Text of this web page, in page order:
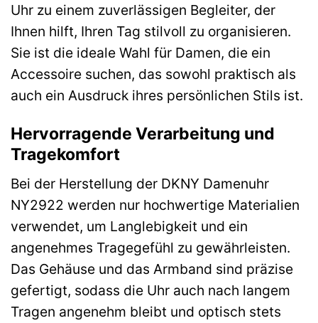
Uhr zu einem zuverlässigen Begleiter, der
Ihnen hilft, Ihren Tag stilvoll zu organisieren.
Sie ist die ideale Wahl für Damen, die ein
Accessoire suchen, das sowohl praktisch als
auch ein Ausdruck ihres persönlichen Stils ist.
Hervorragende Verarbeitung und
Tragekomfort
Bei der Herstellung der DKNY Damenuhr
NY2922 werden nur hochwertige Materialien
verwendet, um Langlebigkeit und ein
angenehmes Tragegefühl zu gewährleisten.
Das Gehäuse und das Armband sind präzise
gefertigt, sodass die Uhr auch nach langem
Tragen angenehm bleibt und optisch stets